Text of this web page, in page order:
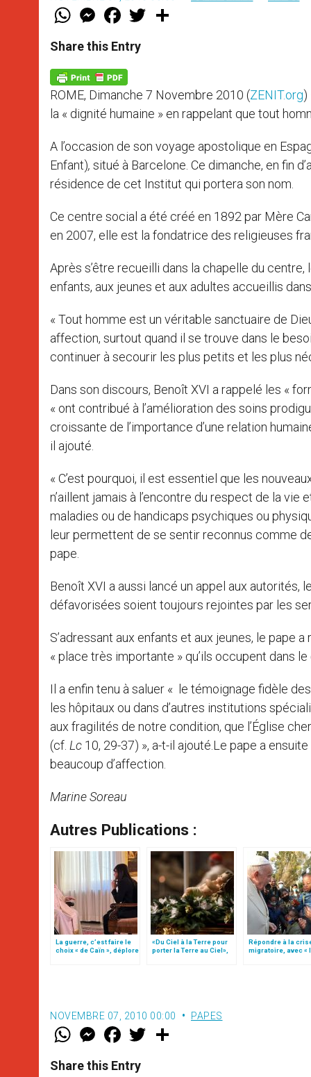
W
t
s
p
p
M
e
s
e
g
e
r
F
a
e
b
k
w
Share this Entry
ROME, Dimanche 7 Novembre 2010 (ZENIT.org)
la « dignité humaine » en rappelant que tout
A l’occasion de son voyage apostolique en
Enfant), situé à Barcelone. Ce dimanche, en fin
résidence de cet Institut qui portera son nom.
Ce centre social a été créé en 1892 par Mère
en 2007, elle est la fondatrice des religieuses
Après s’être recueilli dans la chapelle du
enfants, aux jeunes et aux adultes accueillis
« Tout homme est un véritable sanctuaire de
affection, surtout quand il se trouve dans le
continuer à secourir les plus petits et les plus
Dans son discours, Benoît XVI a rappelé les «
« ont contribué à l’amélioration des soins
croissante de l’importance d’une relation
il ajouté.
« C’est pourquoi, il est essentiel que les
n’aillent jamais à l’encontre du respect de la
maladies ou de handicaps psychiques ou
leur permettent de se sentir reconnus comme
pape.
Benoît XVI a aussi lancé un appel aux autorités,
défavorisées soient toujours rejointes par les
S’adressant aux enfants et aux jeunes, le pape
« place très importante » qu’ils occupent dans
Il a enfin tenu à saluer « le témoignage fidèle
les hôpitaux ou dans d’autres institutions
aux fragilités de notre condition, que l’Église
(cf. Lc 10, 29-37) », a-t-il ajouté.Le pape a
beaucoup d’affection.
Marine Soreau
Autres Publications :
La guerre, c’est faire le
choix « de Caïn », déplore
«Du Ciel à la Terre pour
porter la Terre au Ciel»,
Répondre à la
migratoire, avec «
NOVEMBRE 07, 2010 00:00 PAPES
W
t
s
M
e
s
e
F
a
e
b
w
Share this Entry